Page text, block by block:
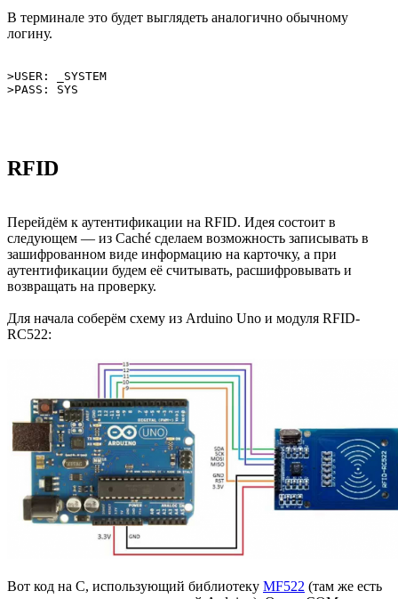
В терминале это будет выглядеть аналогично обычному
логину.
>USER: _SYSTEM
>PASS: SYS
RFID
Перейдём к аутентификации на RFID. Идея состоит в
следующем — из Caché сделаем возможность записывать в
зашифрованном виде информацию на карточку, а при
аутентификации будем её считывать, расшифровывать и
возвращать на проверку.
Для начала соберём схему из Arduino Uno и модуля RFID-
RC522:
Вот код на С, использующий библиотеку MF522 (там же есть